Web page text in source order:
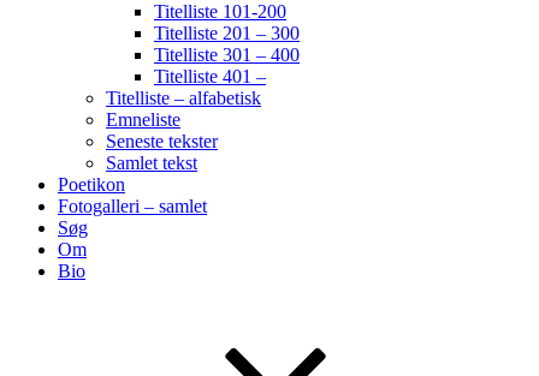
Titelliste 101-200
Titelliste 201 – 300
Titelliste 301 – 400
Titelliste 401 –
Titelliste – alfabetisk
Emneliste
Seneste tekster
Samlet tekst
Poetikon
Fotogalleri – samlet
Søg
Om
Bio